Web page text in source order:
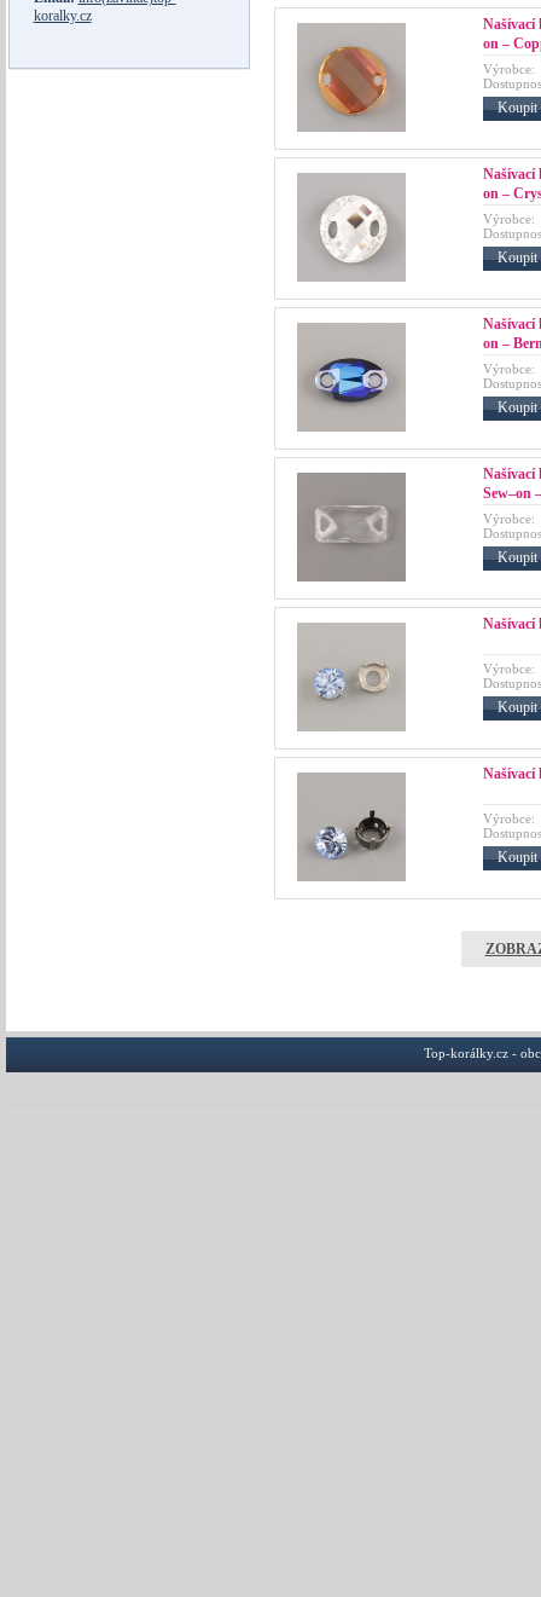
koralky.cz
Našívací
on –
Výrobce:
Koupit
Našívací
on –
Výrobce:
Koupit
Našívací
on –
Výrobce:
Koupit
Našívací
Sew–on
Výrobce:
Koupit
Našívací
Výrobce:
Koupit
Našívací
Výrobce:
Koupit
Top-korálky.cz -